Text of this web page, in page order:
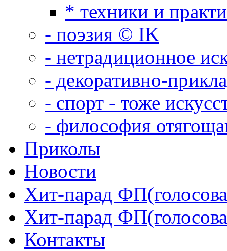
* техники и
- поэзия © IK
- нетрадиционное
- декоративно-
- спорт - тоже
- философия
Приколы
Новости
Хит-парад
Хит-парад
Контакты